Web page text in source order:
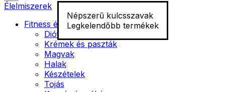
Népszerű kulcsszavak
Legkelendőbb termékek
Élelmiszerek
Fitness élelmiszer
Diófélék
Krémek és paszták
Magvak
Halak
Készételek
Tojás